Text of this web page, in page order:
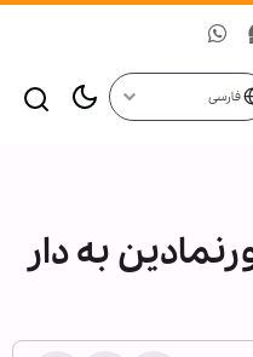
فارسی
به دار